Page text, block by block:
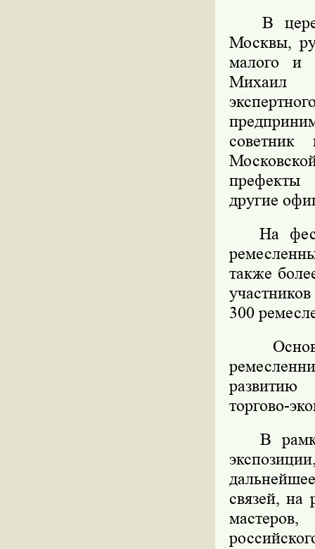
В
Москвы,
малого и
Михаил
префекты
другие
На
также
300
развитию
торгово-
В
связей, на